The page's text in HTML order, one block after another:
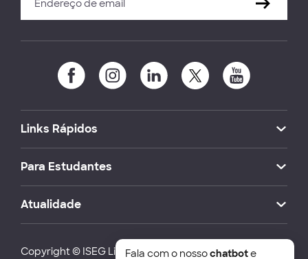
Links Rápidos
Para Estudantes
Atualidade
Copyright © ISEG Lisbon School of Economics and
Fala com o nossochatbote